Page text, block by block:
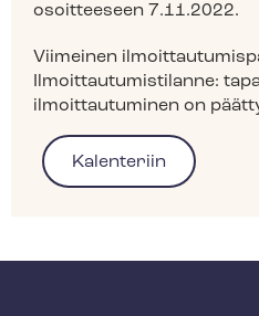
osoitteeseen 7.11.2022.
Viimeinen
Ilmoittautumistilanne:
ilmoittautuminen on